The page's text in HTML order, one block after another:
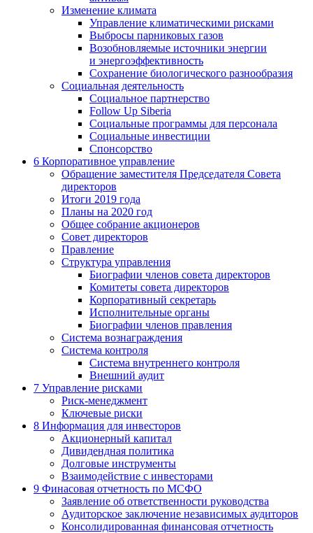
Изменение климата
Управление климатическими рисками
Выбросы парниковых газов
Возобновляемые источники энергии
и энергоэффективность
Сохранение биологического разнообразия
Социальная деятельность
Социальное партнерство
Follow Up Siberia
Социальные программы для персонала
Социальные инвестиции
Спонсорство
6 Корпоративное управление
Обращение заместителя Председателя Совета
директоров
Итоги 2019 года
Планы на 2020 год
Общее собрание акционеров
Совет директоров
Правление
Структура управления
Биографии членов совета директоров
Комитеты совета директоров
Корпоративный секретарь
Исполнительные органы
Биографии членов правления
Система вознаграждения
Система контроля
Система внутреннего контроля
Внешний аудит
7 Управление рисками
Риск-менеджмент
Ключевые риски
8 Информация для инвесторов
Акционерный капитал
Дивидендная политика
Долговые инструменты
Взаимодействие с инвеcторами
9 Финасовая отчетность по МСФО
Заявление об ответственности руководства
Аудиторское заключение независимых аудиторов
Консолидированная финансовая отчетность